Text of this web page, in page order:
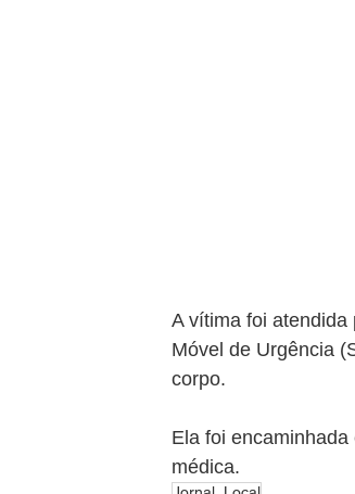
A vítima foi atendida
Móvel de Urgência
corpo.
Ela foi
médica.